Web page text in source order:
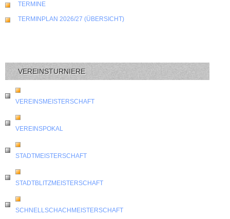
TERMINE
TERMINPLAN 2026/27 (ÜBERSICHT)
VEREINSTURNIERE
VEREINSMEISTERSCHAFT
VEREINSPOKAL
STADTMEISTERSCHAFT
STADTBLITZMEISTERSCHAFT
SCHNELLSCHACHMEISTERSCHAFT